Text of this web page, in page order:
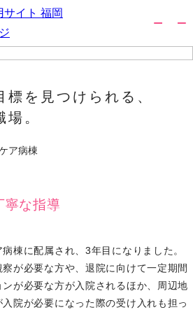
標を見つけられる、
。
ア病棟
寧な指導
棟に配属され、3年目になりました。
が必要な方や、退院に向けて一定期間
が必要な方が入院されるほか、周辺地
院が必要になった際の受け入れも担っ